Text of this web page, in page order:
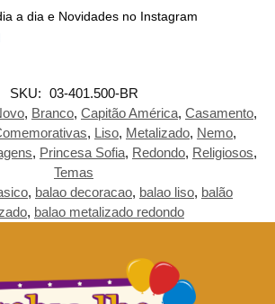
a dia e Novidades no Instagram
SKU: 03-401.500-BR
, Branco, Capitão América, Casamento,
, Liso, Metalizado, Nemo,
, Princesa Sofia, Redondo, Religiosos,
Temas
, balao decoracao, balao liso, balão
, balao metalizado redondo